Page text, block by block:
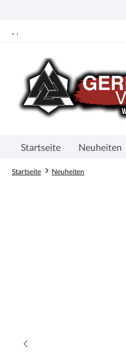
. .
Startseite Neuheiten
Startseite Neuheiten